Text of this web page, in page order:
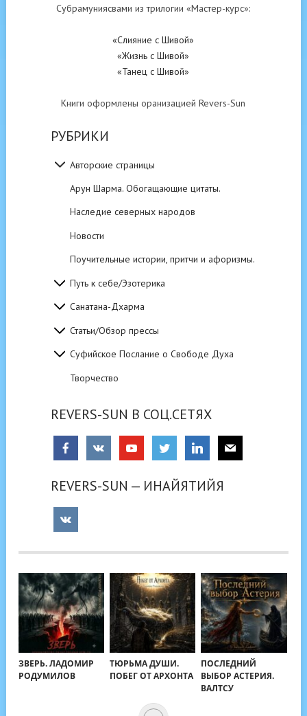
Субрамуниясвами из трилогии «Мастер-курс»:
«Слияние с Шивой»
«Жизнь с Шивой»
«Танец с Шивой»
Книги оформлены оранизацией Revers-Sun
РУБРИКИ
Авторские страницы
Арун Шарма. Обогащающие цитаты.
Наследие северных народов
Новости
Поучительные истории, притчи и афоризмы.
Путь к себе/Эзотерика
Санатана-Дхарма
Статьи/Обзор прессы
Суфийское Послание о Свободе Духа
Творчество
REVERS-SUN В СОЦ.СЕТЯХ
REVERS-SUN — ИНАЙЯТИЙЯ
ЗВЕРЬ. ЛАДОМИР
РОДУМИЛОВ
ТЮРЬМА ДУШИ.
ПОБЕГ ОТ АРХОНТА
ПОСЛЕДНИЙ
ВЫБОР АСТЕРИЯ.
ВАЛТСУ